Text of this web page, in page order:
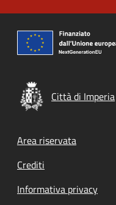
Città di Imperia
Footer menu
Area riservata
Crediti
Informativa privacy